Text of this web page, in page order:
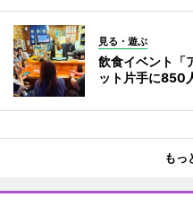
見る・遊ぶ
飲食イベント
ット片手に850
もっ